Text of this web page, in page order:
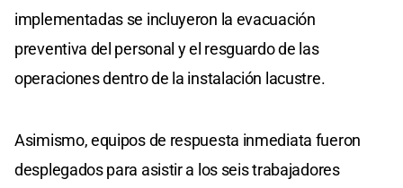
implementadas se incluyeron la evacuación
preventiva del personal y el resguardo de las
operaciones dentro de la instalación lacustre.
Asimismo, equipos de respuesta inmediata fueron
desplegados para asistir a los seis trabajadores